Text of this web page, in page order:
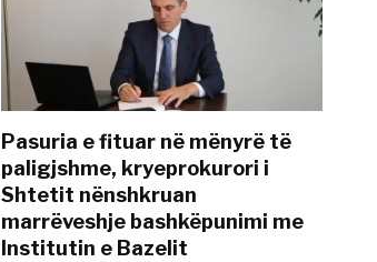
Pasuria e fituar në mënyrë të
paligjshme, kryeprokurori i
Shtetit nënshkruan
marrëveshje bashkëpunimi me
Institutin e Bazelit